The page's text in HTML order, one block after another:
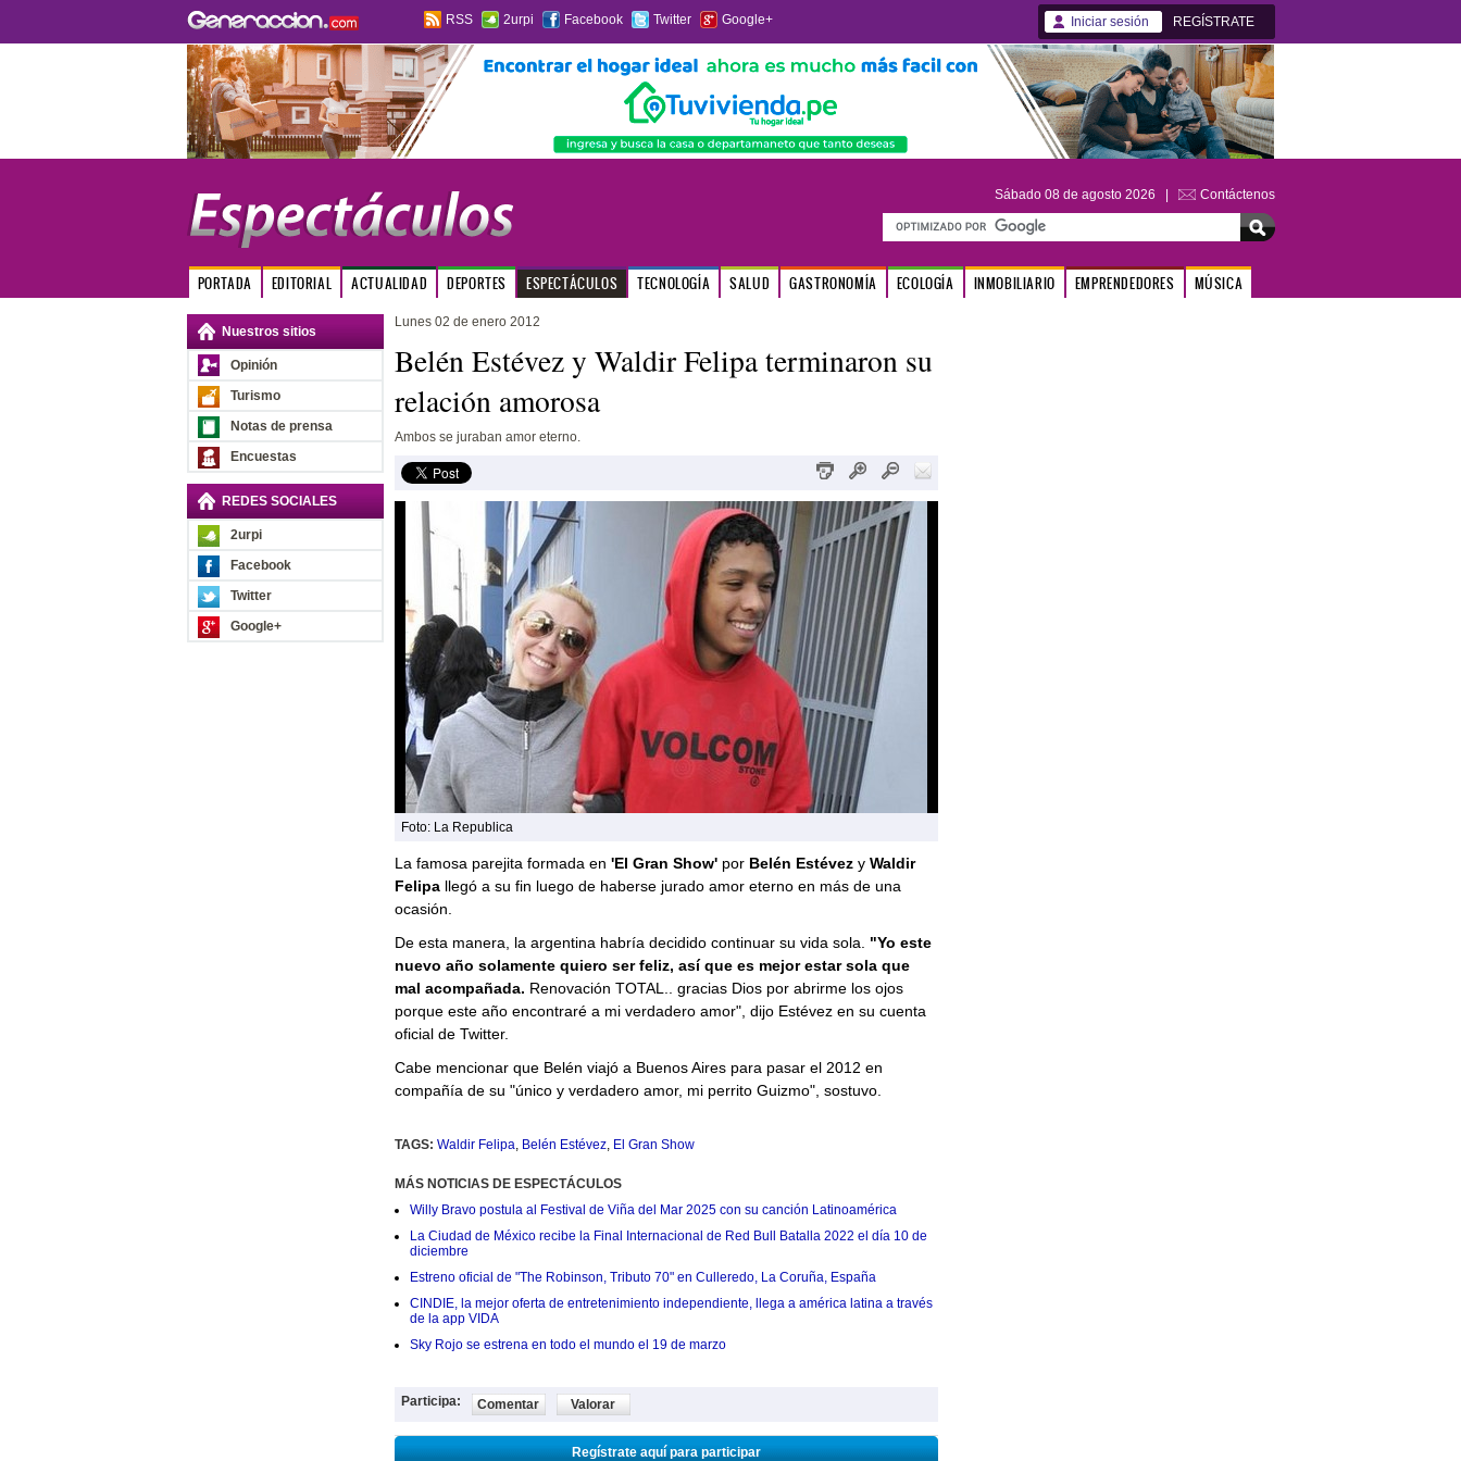
RSS 2urpi Facebook Twitter Google+ Iniciar sesión REGÍSTRATE
Sábado 08 de agosto 2026 | Contáctenos
PORTADA EDITORIAL ACTUALIDAD DEPORTES ESPECTÁCULOS TECNOLOGÍA SALUD GASTRONOMÍA ECOLOGÍA INMOBILIARIO EMPRENDEDORES MÚSICA
Nuestros sitios
Opinión
Turismo
Notas de prensa
Encuestas
REDES SOCIALES
2urpi
Facebook
Twitter
Google+
Lunes 02 de enero 2012
Belén Estévez y Waldir Felipa terminaron su
relación amorosa
Ambos se juraban amor eterno.
Foto: La Republica
La famosa parejita formada en 'El Gran Show' por Belén Estévezy Waldir
Felipallegó a su fin luego de haberse jurado amor eterno en más de una
ocasión.
De esta manera, la argentina habría decidido continuar su vida sola. "Yo este
nuevo año solamente quiero ser feliz, así que es mejor estar sola que
mal acompañada. Renovación TOTAL.. gracias Dios por abrirme los ojos
porque este año encontraré a mi verdadero amor", dijo Estévez en su cuenta
oficial de Twitter.
Cabe mencionar que Belén viajó a Buenos Aires para pasar el 2012 en
compañía de su "único y verdadero amor, mi perrito Guizmo", sostuvo.
TAGS: Waldir Felipa, Belén Estévez, El Gran Show
MÁS NOTICIAS DE ESPECTÁCULOS
Willy Bravo postula al Festival de Viña del Mar 2025 con su canción Latinoamérica
La Ciudad de México recibe la Final Internacional de Red Bull Batalla 2022 el día 10 de
diciembre
Estreno oficial de "The Robinson, Tributo 70" en Culleredo, La Coruña, España
CINDIE, la mejor oferta de entretenimiento independiente, llega a américa latina a través
de la app VIDA
Sky Rojo se estrena en todo el mundo el 19 de marzo
Participa: Comentar Valorar
Regístrate aquí para participar